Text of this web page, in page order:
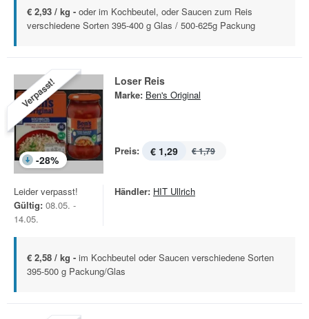
€ 2,93 / kg - oder im Kochbeutel, oder Saucen zum Reis
verschiedene Sorten 395-400 g Glas / 500-625g Packung
Verpasst!
-28%
Loser Reis
Marke: Ben's Original
Preis: € 1,29 € 1,79
Leider verpasst!
Gültig: 08.05. -
14.05.
Händler: HIT Ullrich
€ 2,58 / kg - im Kochbeutel oder Saucen verschiedene Sorten
395-500 g Packung/Glas